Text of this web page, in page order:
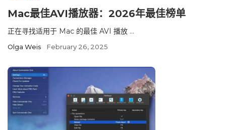
Mac最佳AVI播放器：2026年最佳榜单
正在寻找适用于 Mac 的最佳 AVI 播放 ...
Olga Weis February 26, 2025